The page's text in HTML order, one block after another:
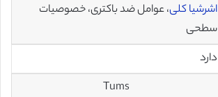
اشرشیا کلی، عوامل ضد باکتری، خصوصیات
سطحی
دارد